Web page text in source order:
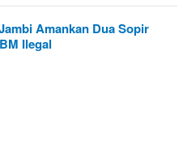
Amankan Dua Sopir
Ilegal